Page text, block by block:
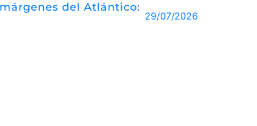
del Atlántico:
29/07/2026